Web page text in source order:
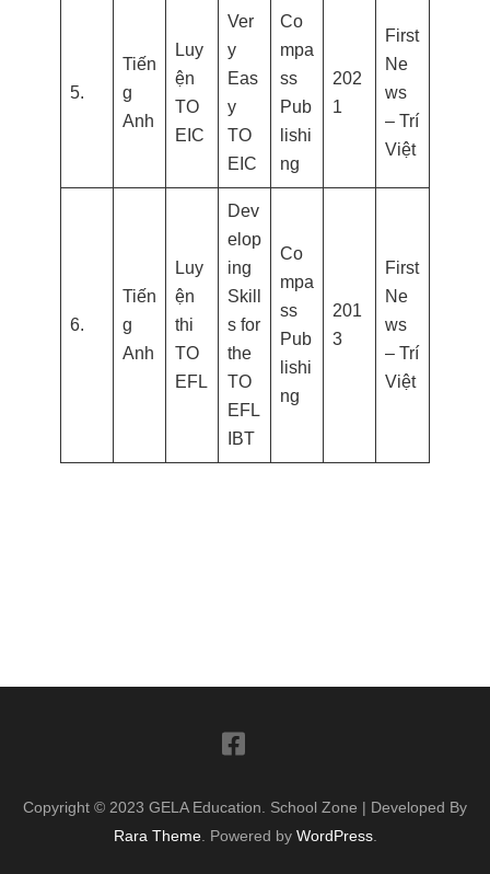
5.
Tiến
g
Anh
Luy
ện
TO
EIC
Ver
y
Eas
y
TO
EIC
Co
mpa
ss
Pub
lishi
ng
202
1
First
Ne
ws
– Trí
Việt
6.
Tiến
g
Anh
Luy
ện
thi
TO
EFL
Dev
elop
ing
Skill
s for
the
TO
EFL
IBT
Co
mpa
ss
Pub
lishi
ng
201
3
First
Ne
ws
– Trí
Việt
Copyright © 2023 GELA Education.
School Zone | Developed By
Rara Theme. Powered by WordPress.